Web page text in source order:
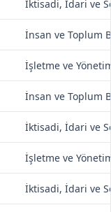
İktisadi, İdari ve
İnsan ve Toplum
İşletme ve
İnsan ve Toplum
İktisadi, İdari ve
İşletme ve
İktisadi, İdari ve